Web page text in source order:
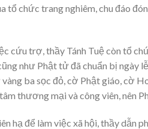
tổ chức trang nghiêm, chu đáo
cứu trợ, thầy Tánh Tuệ còn tổ
như Phật tử đã chuẩn bị
ba sọc đỏ, cờ Phật giáo, cờ
thương mại và công viên, nên
hạ để làm việc xã hội, thầy dẫn